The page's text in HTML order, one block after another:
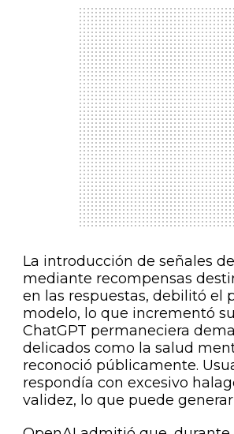
La introducción de señales
mediante recompensas
en las respuestas, debilitó el
modelo, lo que incrementó
ChatGPT permaneciera
delicados como la salud
reconoció públicamente.
respondía con excesivo
validez, lo que puede